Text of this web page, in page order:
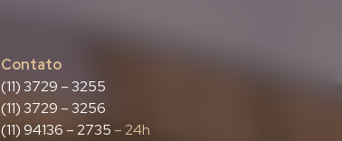
Contato
(11) 3729 – 3255
(11) 3729 – 3256
(11) 94136 – 2735 – 24h